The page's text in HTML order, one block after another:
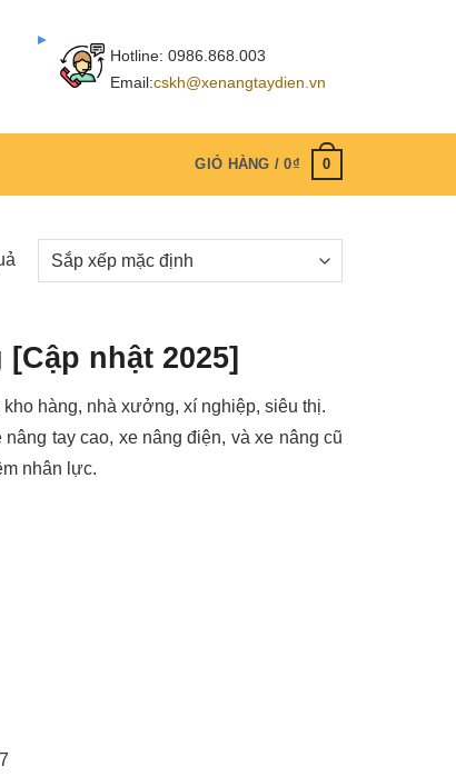
Hotline: 0986.868.003
Email:cskh@xenangtaydien.vn
GIỎ HÀNG /0₫ 0
[Cập nhật 2025]
hàng, nhà xưởng, xí nghiệp, siêu thị.
tay cao, xe nâng điện, và xe nâng cũ
nhân lực.